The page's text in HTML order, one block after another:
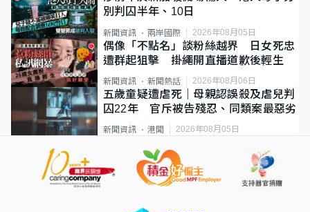
別判囚半年、10日
新聞資訊 兩岸國際 2026年08月05日
偶像「不點名」談粉絲越界 日女死忠
遭群起狙擊 掛繩開直播道歉後輕生
新聞資訊 新聞熱話 2026年08月06日
五歲童疑遭虐死｜母親認誤殺及虐兒判
囚22年 官斥被告殘忍、同類案最惡劣
新聞資訊 港聞 2026年08月05日